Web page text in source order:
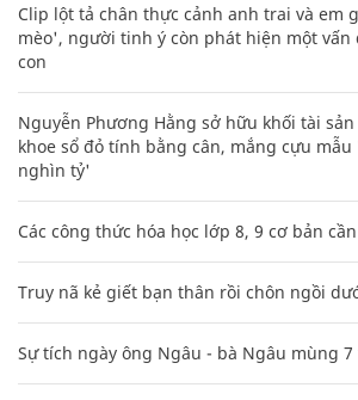
Clip lột tả chân thực cảnh anh trai và em
mèo', người tinh ý còn phát hiện một vấn
con
Nguyễn Phương Hằng sở hữu khối tài
khoe sổ đỏ tính bằng cân, mắng cựu
nghìn tỷ'
Các công thức hóa học lớp 8, 9 cơ bản
Truy nã kẻ giết bạn thân rồi chôn ngồi
Sự tích ngày ông Ngâu - bà Ngâu mùng